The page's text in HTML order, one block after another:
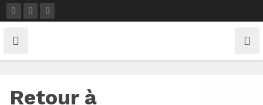
Skip
to
content
Retour à